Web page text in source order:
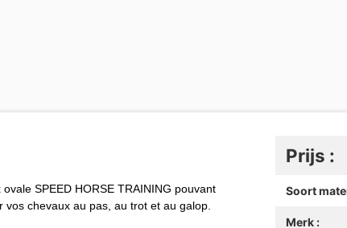
SPEED HORSE TRAINING pouvant
chevaux au pas, au trot et au galop.
Prijs :
Soort
Merk :